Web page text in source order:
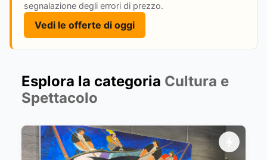
segnalazione degli errori di prezzo.
Vedi le offerte di oggi
Esplora la categoria Cultura e
Spettacolo